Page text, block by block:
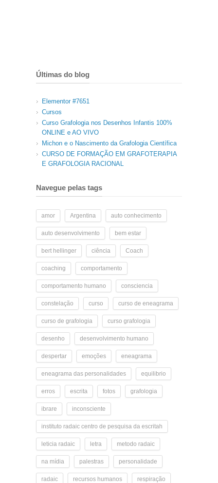
Últimas do blog
Elementor #7651
Cursos
Curso Grafologia nos Desenhos Infantis 100%
ONLINE e AO VIVO
Michon e o Nascimento da Grafologia Científica
CURSO DE FORMAÇÃO EM GRAFOTERAPIA
E GRAFOLOGIA RACIONAL
Navegue pelas tags
amor Argentina auto conhecimento
auto desenvolvimento bem estar
bert hellinger ciência Coach
coaching comportamento
comportamento humano consciencia
constelação curso curso de eneagrama
curso de grafologia curso grafologia
desenho desenvolvimento humano
despertar emoções eneagrama
eneagrama das personalidades equilibrio
erros escrita fotos grafologia
ibrare inconsciente
instituto radaic centro de pesquisa da escritah
leticia radaic letra metodo radaic
na mídia palestras personalidade
radaic recursos humanos respiração